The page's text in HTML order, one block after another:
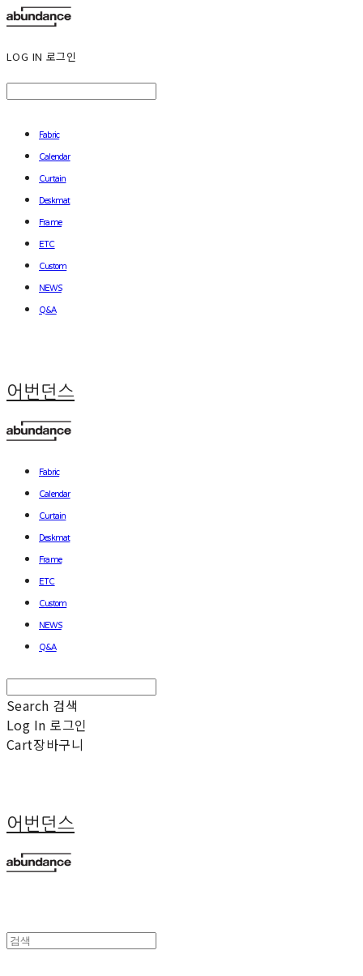
LOG IN 로그인
Fabric
Calendar
Curtain
Deskmat
Frame
ETC
Custom
NEWS
Q&A
어번던스
Fabric
Calendar
Curtain
Deskmat
Frame
ETC
Custom
NEWS
Q&A
Search 검색
Log In 로그인
Cart장바구니
어번던스